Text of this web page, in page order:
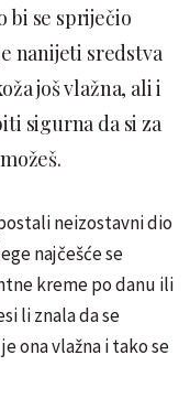
bi se spriječio
nanijeti sredstva
još vlažna, ali i
sigurna da si za
neizostavni dio
najčešće se
kreme po danu ili
li znala da se
ona vlažna i tako se